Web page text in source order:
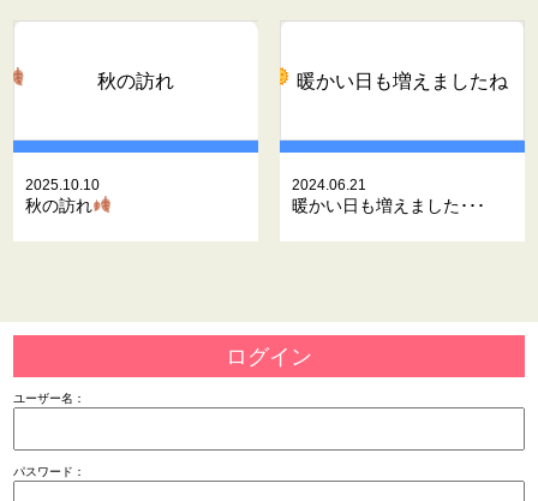
秋の訪れ
2025.10.10
秋の訪れ
暖かい日も増えましたね
2024.06.21
暖かい日も増えました･･･
ログイン
ユーザー名：
パスワード：